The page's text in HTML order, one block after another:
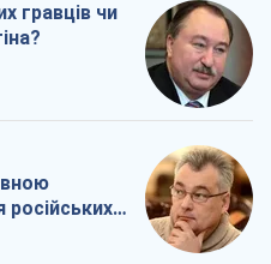
гравців чи